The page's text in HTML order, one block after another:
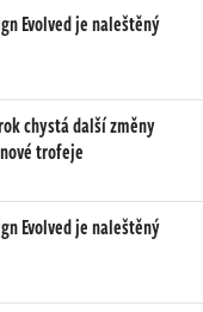
Evolved je naleštěný
chystá další změny
trofeje
Evolved je naleštěný